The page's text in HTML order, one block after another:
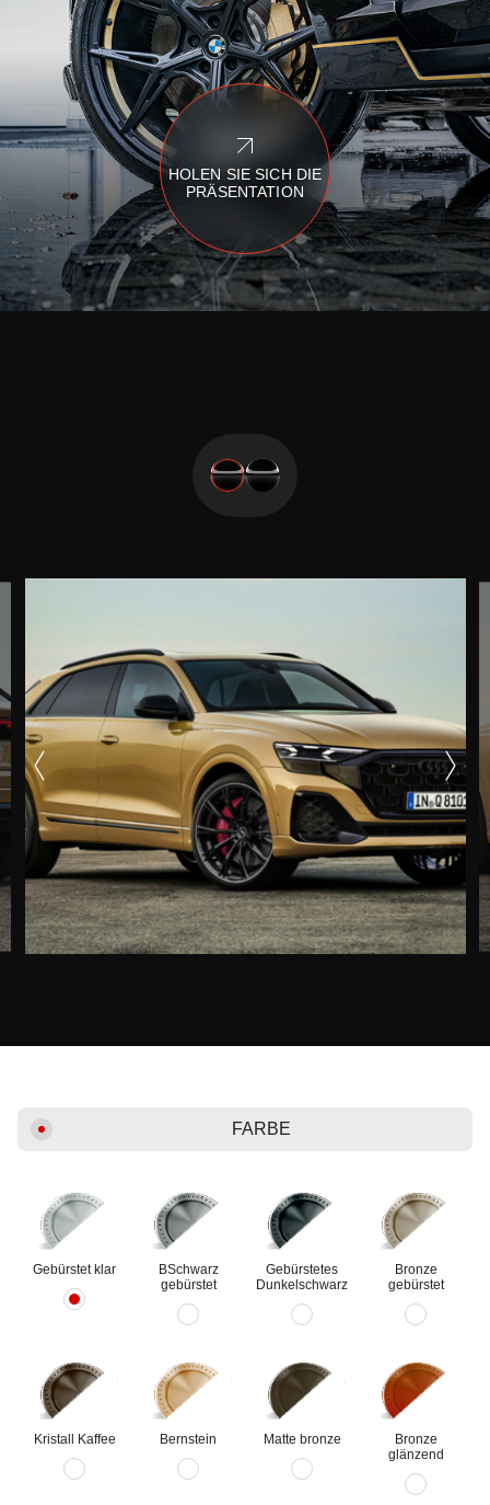
HOLEN SIE SICH DIE
PRÄSENTATION
FARBE
Gebürstet klar
ВSchwarz
gebürstet
Gebürstetes
Dunkelschwarz
Bronze
gebürstet
Kristall Kaffee Bernstein Matte bronze
Bronze
glänzend